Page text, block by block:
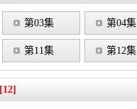
第03集 第04集
第11集 第12集
[12]